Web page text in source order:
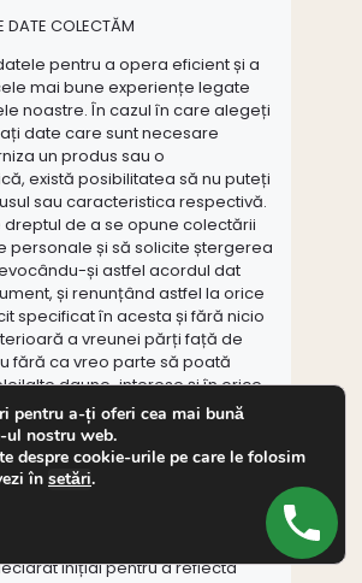
DATE COLECTĂM
pentru a opera eficient și a
mai bune experiențe legate
noastre. În cazul în care alegeți
date care sunt necesare
un produs sau o
există posibilitatea să nu puteți
sau caracteristica respectivă.
dreptul de a se opune colectării
personale și să solicite ștergerea
și astfel acordul dat
și renunțând astfel la orice
specificat în acesta și fără nicio
a vreunei părți față de
fără ca vreo parte să poată
daune-interese și în orice
exercitarea drepturilor
în vigoare, Clientul se va
,
de contact disponibile pe
disponibile pe website,
inițial pentru a reflecta
pentru a-ți oferi cea mai bună
ul nostru web.
despre cookie-urile pe care le folosim
în setări.